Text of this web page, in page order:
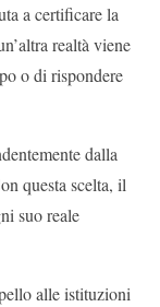
a certificare la
realtà viene
o di rispondere
dalla
questa scelta, il
suo reale
alle istituzioni